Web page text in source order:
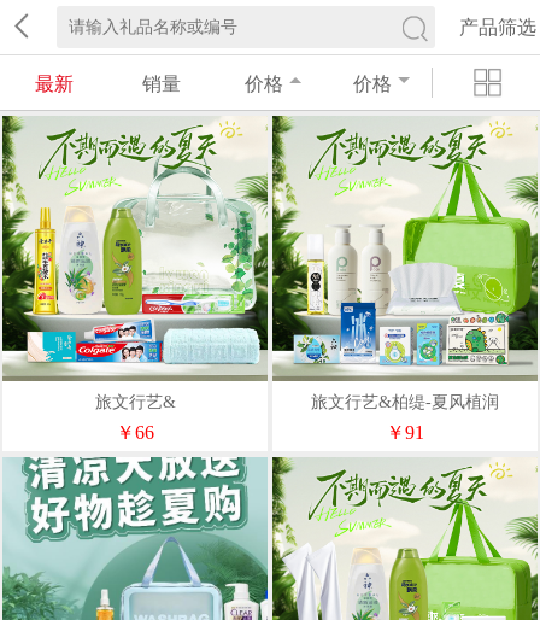
产品筛选
最新 销量 价格 价格
旅文行艺&
￥66
旅文行艺&柏缇-夏风植润
￥91